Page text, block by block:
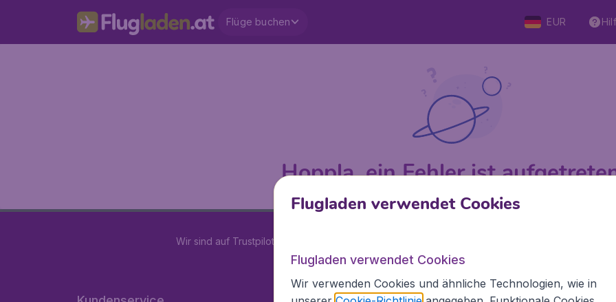
Flüge buchen EUR
Hoppla, ein Fehler ist
Wir sind auf Trustpilot mit
Flugladen verwendet Cookies
Flugladen verwendet Cookies
Wir verwenden Cookies und ähnliche Technologien, wie in